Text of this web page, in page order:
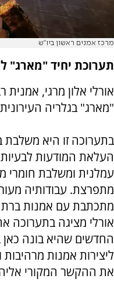
מרכז אמנים ראשון ביו"ש
תערוכת יחיד "מארג"
אורלי אלון מרגי,
"מארג" בגלריה
בתערוכה זו היא
העלאת המודעות לבעיות
עמלנית ומשלבת חומרי
מתפרצת. עבודותיה
מתכתבת עם אמנות ברת
אורלי מציגה בתערוכה
החדשים שהיא בונה כאן
ליצירות אמנות
את ההקשר המקורי